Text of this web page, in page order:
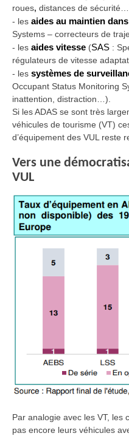
roues, distances de
- les aides au maintien
Systems – correcteurs de
- les aides vitesse (SAS :
régulateurs de vitesse
- les systèmes de
Occupant Status Monitoring
inattention, distraction…).
Si les ADAS se sont très
véhicules de tourisme (VT)
d’équipement des VUL reste
Vers une
VUL
Par analogie avec les VT, les
pas encore leurs véhicules